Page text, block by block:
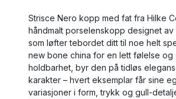
Strisce Nero kopp med fat fra Hilke
håndmalt porselenskopp designet av
som løfter tebordet ditt til noe helt
new bone china for en lett følelse og
holdbarhet, byr den på tidløs
karakter – hvert eksemplar får sine
variasjoner i form, trykk og gull-